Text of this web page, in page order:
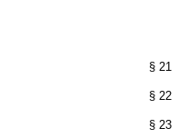
§ 21
§ 22
§ 23